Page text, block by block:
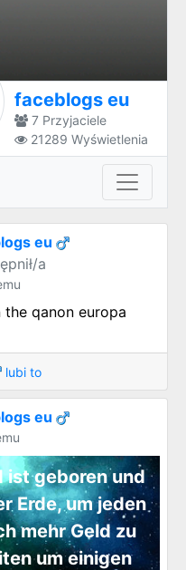
faceblogs eu
Przyjaciele
7
Wyświetlenia
21289
eu
a
the qanon europa
lubi to
eu
ist geboren und
Erde, um jeden
mehr Geld zu
um einigen